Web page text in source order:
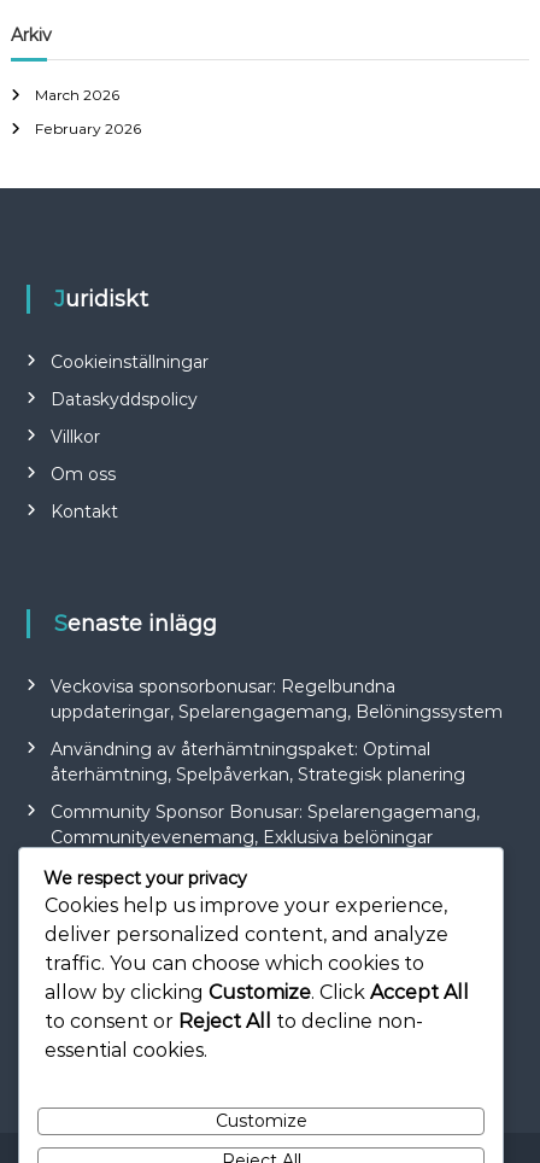
Arkiv
March 2026
February 2026
Juridiskt
Cookieinställningar
Dataskyddspolicy
Villkor
Om oss
Kontakt
Senaste inlägg
Veckovisa sponsorbonusar: Regelbundna
uppdateringar, Spelarengagemang, Belöningssystem
Användning av återhämtningspaket: Optimal
återhämtning, Spelpåverkan, Strategisk planering
Community Sponsor Bonusar: Spelarengagemang,
Communityevenemang, Exklusiva belöningar
Sponsorbonusstrategier: Maximera belöningar,
Effektivt spelande, Spelartips
Dagliga presentkoder: Regelbundna uppdateringar,
Spelarengagemang, Belöningssystem
We respect your privacy
Cookies help us improve your experience,
deliver personalized content, and analyze
traffic. You can choose which cookies to
allow by clicking Customize. Click Accept All
to consent or Reject All
to decline non-
essential cookies.
Customize